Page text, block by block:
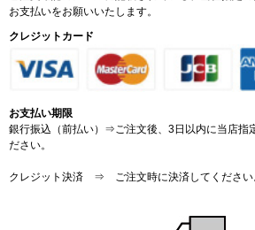
お支払いをお願いいたします。
クレジットカード
お支払い期限
銀行振込（前払い）⇒ご注文後、3日以内に当店指
ださい。
クレジット決済 ⇒ ご注文時に決済してください